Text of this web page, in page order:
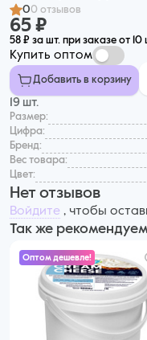
00 отзывов
65 ₽
58 ₽ за шт. при заказе от 10
Купить оптом
Добавить в корзину
19 шт.
Размер:
Цифра:
Бренд:
Вес товара:
Цвет:
Нет отзывов
Войдите , чтобы
Так же рекомендуем
Оптом дешевле!
635 ₽
599 ₽ за шт. при заказе от